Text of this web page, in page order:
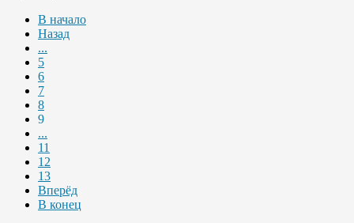
В начало
Назад
...
5
6
7
8
9
...
11
12
13
Вперёд
В конец